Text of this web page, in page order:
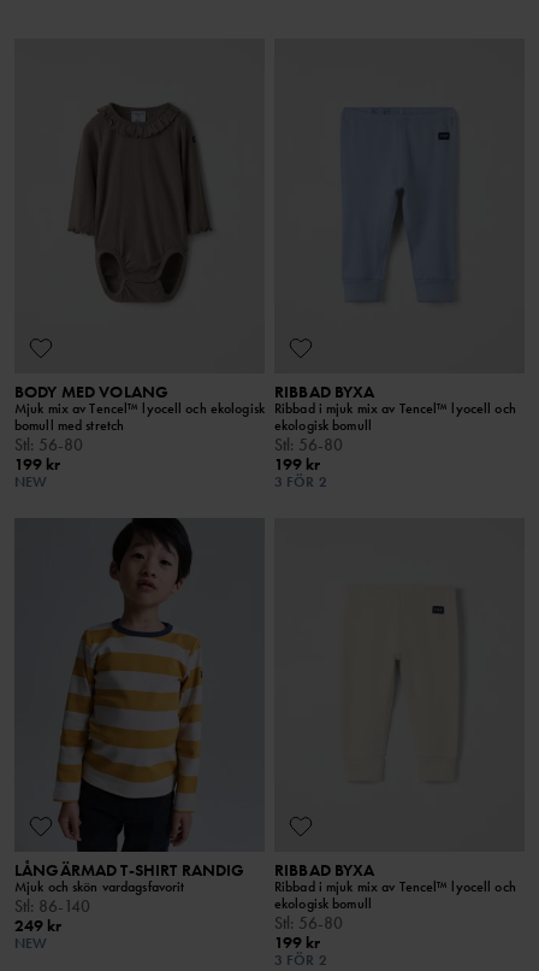
BODY MED VOLANG
Mjuk mix av Tencel™ lyocell och ekologisk
bomull med stretch
Stl: 56-80
199 kr
NEW
RIBBAD BYXA
Ribbad i mjuk mix av Tencel™ lyocell och
ekologisk bomull
Stl: 56-80
199 kr
3 FÖR 2
LÅNGÄRMAD T-SHIRT RANDIG
Mjuk och skön vardagsfavorit
Stl: 86-140
249 kr
NEW
RIBBAD BYXA
Ribbad i mjuk mix av Tencel™ lyocell och
ekologisk bomull
Stl: 56-80
199 kr
3 FÖR 2